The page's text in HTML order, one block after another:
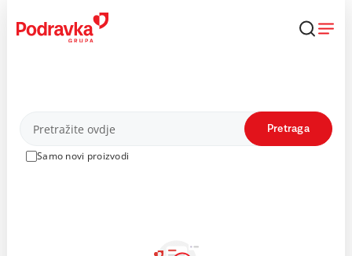
content
Proizvodi
Samo novi proizvodi
Pretraga